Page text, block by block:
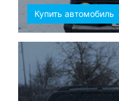
Купить автомобиль